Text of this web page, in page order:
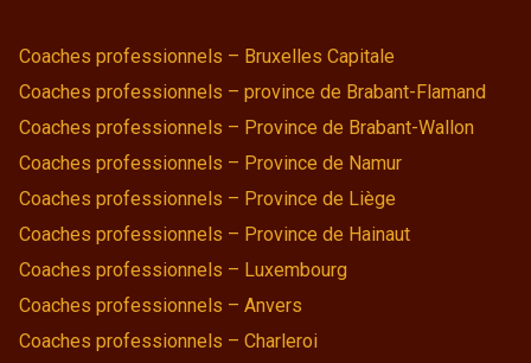
Coaches professionnels – Bruxelles Capitale
Coaches professionnels – province de Brabant-Flamand
Coaches professionnels – Province de Brabant-Wallon
Coaches professionnels – Province de Namur
Coaches professionnels – Province de Liège
Coaches professionnels – Province de Hainaut
Coaches professionnels – Luxembourg
Coaches professionnels – Anvers
Coaches professionnels – Charleroi